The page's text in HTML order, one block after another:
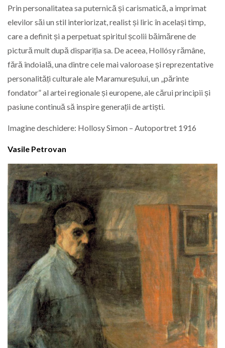
Prin personalitatea sa puternică și carismatică, a imprimat
elevilor săi un stil interiorizat, realist și liric în același timp,
care a definit și a perpetuat spiritul școlii băimărene de
pictură mult după dispariția sa. De aceea, Hollósy rămâne,
fără îndoială, una dintre cele mai valoroase și reprezentative
personalități culturale ale Maramureșului, un „părinte
fondator” al artei regionale și europene, ale cărui principii și
pasiune continuă să inspire generații de artiști.
Imagine deschidere: Hollosy Simon – Autoportret 1916
Vasile Petrovan